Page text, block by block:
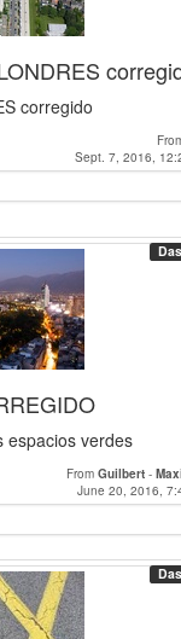
corregido
Sept. 7, 2016,
espacios verdes
From Guilbert -
June 20, 2016,